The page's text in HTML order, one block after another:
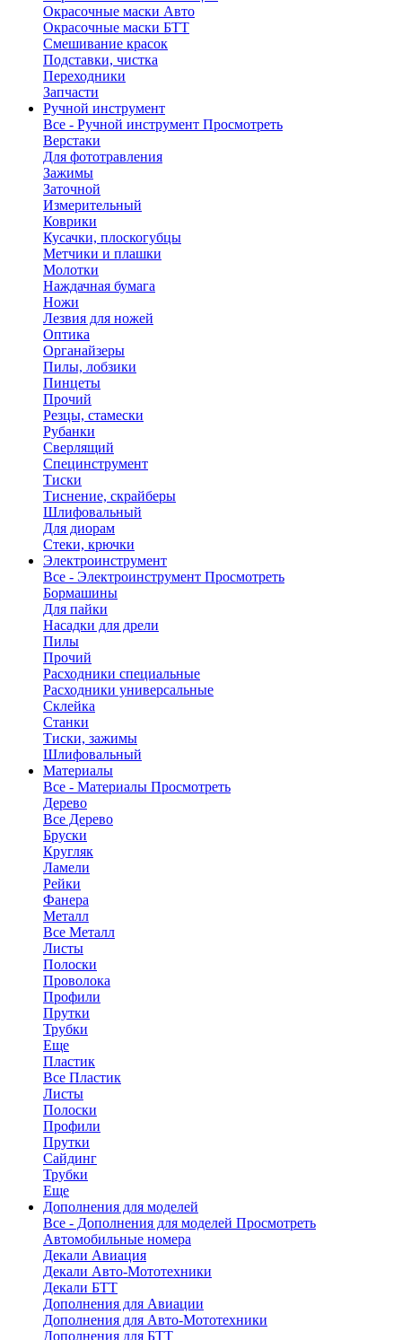
Окрасочные маски Авто
Окрасочные маски БТТ
Смешивание красок
Подставки, чистка
Переходники
Запчасти
Ручной инструмент
Все - Ручной инструмент Просмотреть
Верстаки
Для фототравления
Зажимы
Заточной
Измерительный
Коврики
Кусачки, плоскогубцы
Метчики и плашки
Молотки
Наждачная бумага
Ножи
Лезвия для ножей
Оптика
Органайзеры
Пилы, лобзики
Пинцеты
Прочий
Резцы, стамески
Рубанки
Сверлящий
Специнструмент
Тиски
Тиснение, скрайберы
Шлифовальный
Для диорам
Стеки, крючки
Электроинструмент
Все - Электроинструмент Просмотреть
Бормашины
Для пайки
Насадки для дрели
Пилы
Прочий
Расходники специальные
Расходники универсальные
Склейка
Станки
Тиски, зажимы
Шлифовальный
Материалы
Все - Материалы Просмотреть
Дерево
Все Дерево
Бруски
Кругляк
Ламели
Рейки
Фанера
Металл
Все Металл
Листы
Полоски
Проволока
Профили
Прутки
Трубки
Еще
Пластик
Все Пластик
Листы
Полоски
Профили
Прутки
Сайдинг
Трубки
Еще
Дополнения для моделей
Все - Дополнения для моделей Просмотреть
Автомобильные номера
Декали Авиация
Декали Авто-Мототехники
Декали БТТ
Дополнения для Авиации
Дополнения для Авто-Мототехники
Дополнения для БТТ